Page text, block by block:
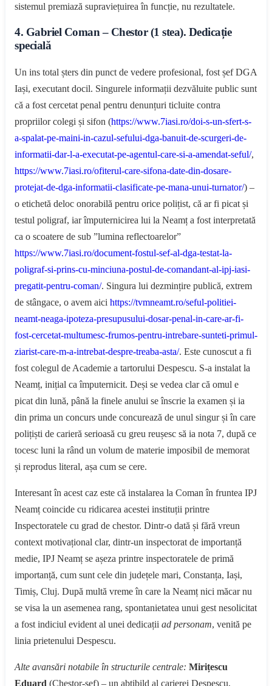
sistemul premiază supraviețuirea în funcție, nu rezultatele.
4. Gabriel Coman – Chestor (1 stea). Dedicație
specială
Un ins total șters din punct de vedere profesional, fost șef DGA
Iași, executant docil. Singurele informații dezvăluite public sunt
că a fost cercetat penal pentru denunțuri ticluite contra
propriilor colegi și sifon (https://www.7iasi.ro/doi-s-un-sfert-s-
a-spalat-pe-maini-in-cazul-sefului-dga-banuit-de-scurgeri-de-
informatii-dar-l-a-executat-pe-agentul-care-si-a-amendat-seful/,
https://www.7iasi.ro/ofiterul-care-sifona-date-din-dosare-
protejat-de-dga-informatii-clasificate-pe-mana-unui-turnator/) –
o etichetă deloc onorabilă pentru orice polițist, că ar fi picat și
testul poligraf, iar împuternicirea lui la Neamț a fost interpretată
ca o scoatere de sub ”lumina reflectoarelor”
https://www.7iasi.ro/document-fostul-sef-al-dga-testat-la-
poligraf-si-prins-cu-minciuna-postul-de-comandant-al-ipj-iasi-
pregatit-pentru-coman/. Singura lui dezmințire publică, extrem
de stângace, o avem aici https://tvmneamt.ro/seful-politiei-
neamt-neaga-ipoteza-presupusului-dosar-penal-in-care-ar-fi-
fost-cercetat-multumesc-frumos-pentru-intrebare-sunteti-primul-
ziarist-care-m-a-intrebat-despre-treaba-asta/. Este cunoscut a fi
fost colegul de Academie a tartorului Despescu. S-a instalat la
Neamț, inițial ca împuternicit. Deși se vedea clar că omul e
picat din lună, până la finele anului se înscrie la examen și ia
din prima un concurs unde concurează de unul singur și în care
polițiști de carieră serioasă cu greu reușesc să ia nota 7, după ce
tocesc luni la rând un volum de materie imposibil de memorat
și reprodus literal, așa cum se cere.
Interesant în acest caz este că instalarea la Coman în fruntea IPJ
Neamț coincide cu ridicarea acestei instituții printre
Inspectoratele cu grad de chestor. Dintr-o dată și fără vreun
context motivațional clar, dintr-un inspectorat de importanță
medie, IPJ Neamț se așeza printre inspectoratele de primă
importanță, cum sunt cele din județele mari, Constanța, Iași,
Timiș, Cluj. După multă vreme în care la Neamț nici măcar nu
se visa la un asemenea rang, spontanietatea unui gest nesolicitat
a fost indiciul evident al unei dedicații ad personam, venită pe
linia prietenului Despescu.
Alte avansări notabile în structurile centrale: Mirițescu
Eduard (Chestor-șef) – un abțibild al carierei Despescu,